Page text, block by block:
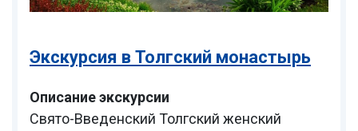
Экскурсия в Толгский монастырь
Описание экскурсии
Свято-Введенский Толгский женский